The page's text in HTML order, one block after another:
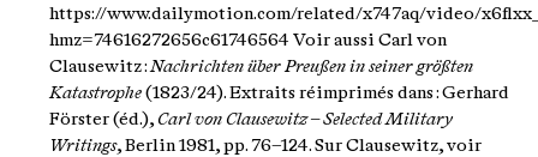
https://www.dailymotion.com/related/x747aq/video/
hmz=74616272656c61746564 Voir aussi Carl von
Clausewitz :Nachrichten über Preußen in seiner größten
Katastrophe (1823/24). Extraits réimprimés dans : Gerhard
Förster (éd.), Carl von Clausewitz – Selected Military
Writings, Berlin 1981, pp. 76–124. Sur Clausewitz, voir